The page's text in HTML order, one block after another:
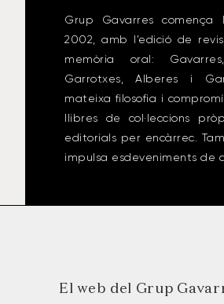
Grup Gavarres comença
2002, amb l’edició de
memòria oral:
Garrotxes, Alberes i
mateixa filosofia i
llibres de col·leccions
editorials per encàrrec.
impulsa esdeveniments de
El web del Grup